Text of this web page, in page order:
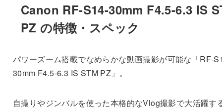
Canon RF-S14-30mm F4.5-6.3 IS
PZ の特徴・スペック
パワーズーム搭載でなめらかな動画撮影が可能な「RF-
30mm F4.5-6.3 IS STM PZ」。
自撮りやジンバルを使った本格的なVlog撮影で大活躍す